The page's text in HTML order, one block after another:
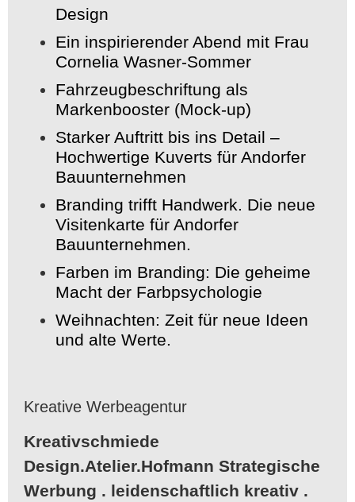
Design
Ein inspirierender Abend mit Frau
Cornelia Wasner-Sommer
Fahrzeugbeschriftung als
Markenbooster (Mock-up)
Starker Auftritt bis ins Detail –
Hochwertige Kuverts für Andorfer
Bauunternehmen
Branding trifft Handwerk. Die neue
Visitenkarte für Andorfer
Bauunternehmen.
Farben im Branding: Die geheime
Macht der Farbpsychologie
Weihnachten: Zeit für neue Ideen
und alte Werte.
Kreative Werbeagentur
Kreativschmiede
Design.Atelier.Hofmann Strategische
Werbung . leidenschaftlich kreativ .